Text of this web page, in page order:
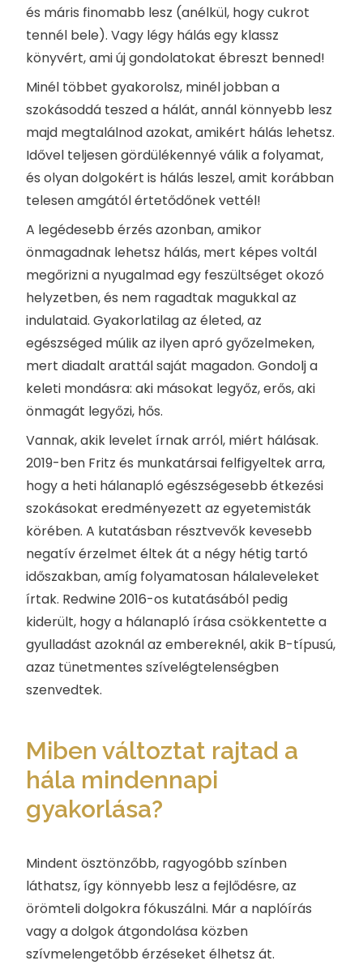
és máris finomabb lesz (anélkül, hogy cukrot
tennél bele). Vagy légy hálás egy klassz
könyvért, ami új gondolatokat ébreszt benned!
Minél többet gyakorolsz, minél jobban a
szokásoddá teszed a hálát, annál könnyebb lesz
majd megtalálnod azokat, amikért hálás lehetsz.
Idővel teljesen gördülékennyé válik a folyamat,
és olyan dolgokért is hálás leszel, amit korábban
telesen amgától értetődőnek vettél!
A legédesebb érzés azonban, amikor
önmagadnak lehetsz hálás, mert képes voltál
megőrizni a nyugalmad egy feszültséget okozó
helyzetben, és nem ragadtak magukkal az
indulataid. Gyakorlatilag az életed, az
egészséged múlik az ilyen apró győzelmeken,
mert diadalt arattál saját magadon. Gondolj a
keleti mondásra: aki másokat legyőz, erős, aki
önmagát legyőzi, hős.
Vannak, akik levelet írnak arról, miért hálásak.
2019-ben Fritz és munkatársai felfigyeltek arra,
hogy a heti hálanapló egészségesebb étkezési
szokásokat eredményezett az egyetemisták
körében. A kutatásban résztvevők kevesebb
negatív érzelmet éltek át a négy hétig tartó
időszakban, amíg folyamatosan hálaleveleket
írtak. Redwine 2016-os kutatásából pedig
kiderült, hogy a hálanapló írása csökkentette a
gyulladást azoknál az embereknél, akik B-típusú,
azaz tünetmentes szívelégtelenségben
szenvedtek.
Miben változtat rajtad a
hála mindennapi
gyakorlása?
Mindent ösztönzőbb, ragyogóbb színben
láthatsz, így könnyebb lesz a fejlődésre, az
örömteli dolgokra fókuszálni. Már a naplóírás
vagy a dolgok átgondolása közben
szívmelengetőbb érzéseket élhetsz át.